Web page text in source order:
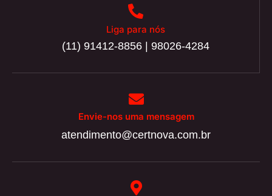
Liga para nós
(11) 91412-8856 | 98026-4284
Envie-nos uma mensagem
atendimento@certnova.com.br